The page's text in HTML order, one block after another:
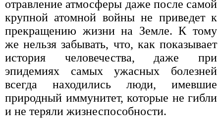
отравление атмосферы даже после самой
крупной атомной войны не приведет к
прекращению жизни на Земле. К тому
же нельзя забывать, что, как показывает
история человечества, даже при
эпидемиях самых ужасных болезней
всегда находились люди, имевшие
природный иммунитет, которые не гибли
и не теряли жизнеспособности.